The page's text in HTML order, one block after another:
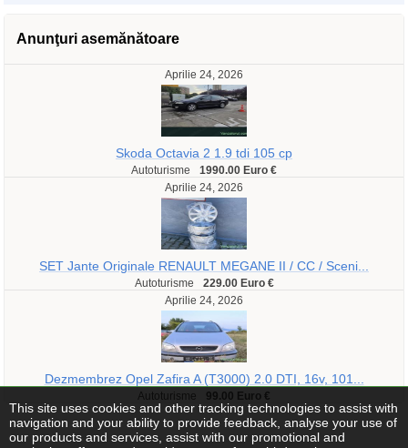
Anunţuri asemănătoare
Aprilie 24, 2026
Skoda Octavia 2 1.9 tdi 105 cp
Autoturisme
1990.00 Euro €
Aprilie 24, 2026
SET Jante Originale RENAULT MEGANE II / CC / Sceni...
Autoturisme
229.00 Euro €
Aprilie 24, 2026
Dezmembrez Opel Zafira A (T3000) 2.0 DTI, 16v, 101...
Autoturisme 99.00 Euro €
This site uses cookies and other tracking technologies to assist with
navigation and your ability to provide feedback, analyse your use of
our products and services, assist with our promotional and